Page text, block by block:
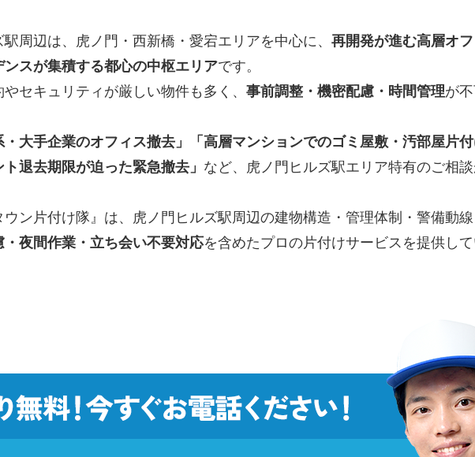
周辺は、虎ノ門・西新橋・愛宕エリアを中心に、 再開発が進む高層オ
ンスが集積する都心の中枢エリアです。
セキュリティが厳しい物件も多く、 事前調整・機密配慮・時間管理が
・大手企業のオフィス撤去」「高層マンションでのゴミ屋敷・汚部屋片
退去期限が迫った緊急撤去」 など、虎ノ門ヒルズ駅エリア特有のご相
ウン片付け隊』は、虎ノ門ヒルズ駅周辺の建物構造・管理体制・警備動
・夜間作業・立ち会い不要対応を含めたプロの片付けサービスを提供し